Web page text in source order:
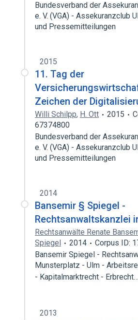
Bundesverband der
e. V. (VGA) - Assekuranzclub
und Pressemitteilungen
2015
11. Tag der
Zeichen der
Willi Schilpp, H. Ott 2015
67374800
Bundesverband der
e. V. (VGA) - Assekuranzclub
und Pressemitteilungen
2014
Bansemir § Spiegel -
Rechtsanwaltskanzlei
Rechtsanwälte Renate
Spiegel
2014
Corpus ID:
Bansemir Spiegel -
Munsterplatz - Ulm -
- Kapitalmarktrecht - Erbrecht…
2013